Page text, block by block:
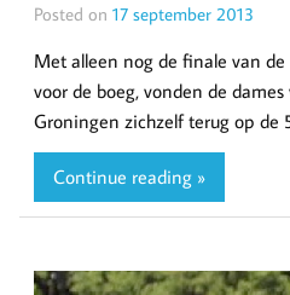
Posted on 17 september 2013
Met alleen nog de finale van
voor de boeg, vonden de
Groningen zichzelf terug op de
Continue reading »